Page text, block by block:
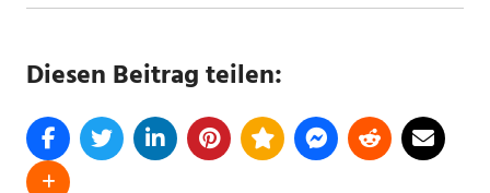
Diesen Beitrag teilen: